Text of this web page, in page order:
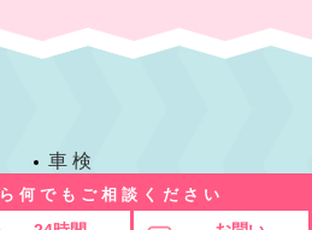
何でもご相談ください
車 検